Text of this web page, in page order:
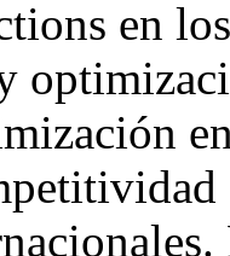
en